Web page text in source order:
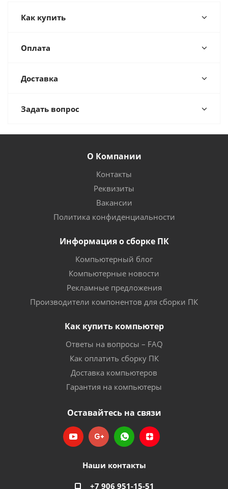
Как купить
Оплата
Доставка
Задать вопрос
О Компании
Контакты
Реквизиты
Вакансии
Политика конфиденциальности
Информация о сборке ПК
Компьютерный блог
Компьютерные новости
Рекламные предложения
Производители компонентов для сборки ПК
Как купить компьютер
Ответы на вопросы – FAQ
Как оплатить сборку ПК
Доставка компьютеров
Гарантия на компьютеры
Оставайтесь на связи
Наши контакты
+7 906 951-15-51